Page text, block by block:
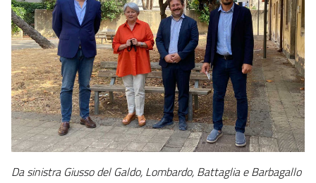
Da sinistra Giusso del Galdo, Lombardo, Battaglia e Barbagallo